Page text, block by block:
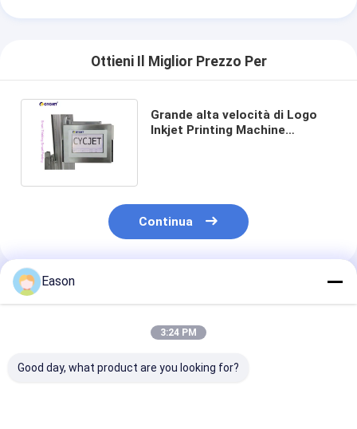
Ottieni Il Miglior Prezzo Per
Grande alta velocità di Logo
Inkjet Printing Machine
Continua
Prodotti Raccomandati
Eason
3:24 PM
Good day, what product are you looking for?